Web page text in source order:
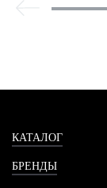
КАТАЛОГ
БРЕНДЫ